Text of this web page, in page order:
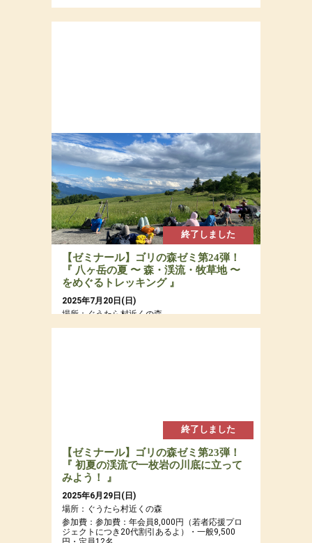
終了しました
【ゼミナール】ゴリの森ゼミ第24弾！
『 八ヶ岳の夏 〜 森・渓流・牧草地 〜
をめぐるトレッキング 』
2025年7月20日(日)
場所：ぐうたら村近くの森
参加費：参加費：年会員8,000円（若者応援プロ
終了しました
【ゼミナール】ゴリの森ゼミ第23弾！
『 初夏の渓流で一枚岩の川底に立って
みよう！ 』
2025年6月29日(日)
場所：ぐうたら村近くの森
参加費：参加費：年会員8,000円（若者応援プロ
ジェクトにつき20代割引あるよ）・一般9,500